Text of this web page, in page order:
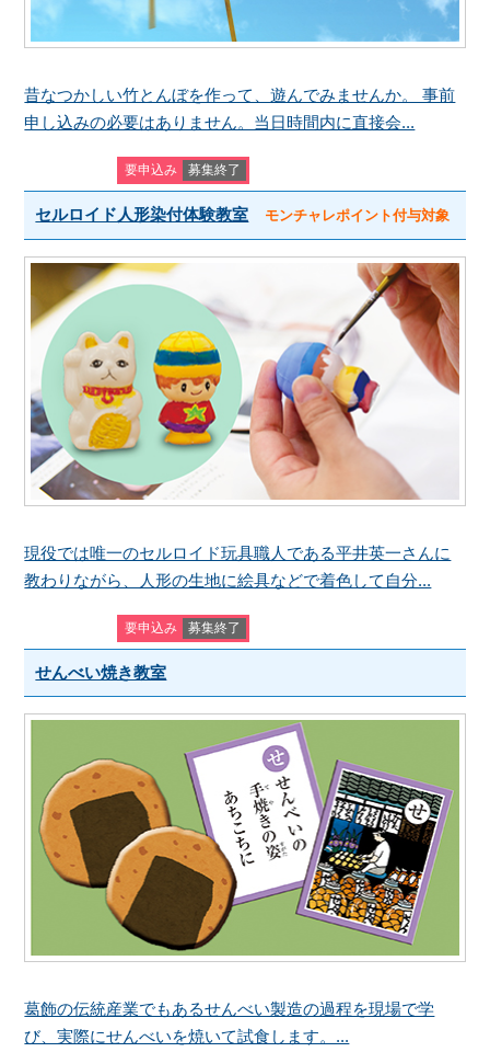
昔なつかしい竹とんぼを作って、遊んでみませんか。 事前
申し込みの必要はありません。当日時間内に直接会...
セルロイド人形染付体験教室 モンチャレポイント付与対象
要申込み 募集終了
現役では唯一のセルロイド玩具職人である平井英一さんに
教わりながら、人形の生地に絵具などで着色して自分...
せんべい焼き教室
要申込み 募集終了
葛飾の伝統産業でもあるせんべい製造の過程を現場で学
び、実際にせんべいを焼いて試食します。...